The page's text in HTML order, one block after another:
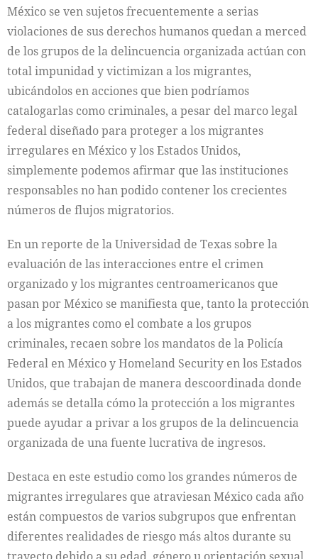
México se ven sujetos frecuentemente a serias
violaciones de sus derechos humanos quedan a merced
de los grupos de la delincuencia organizada actúan con
total impunidad y victimizan a los migrantes,
ubicándolos en acciones que bien podríamos
catalogarlas como criminales, a pesar del marco legal
federal diseñado para proteger a los migrantes
irregulares en México y los Estados Unidos,
simplemente podemos afirmar que las instituciones
responsables no han podido contener los crecientes
números de flujos migratorios.
En un reporte de la Universidad de Texas sobre la
evaluación de las interacciones entre el crimen
organizado y los migrantes centroamericanos que
pasan por México se manifiesta que, tanto la protección
a los migrantes como el combate a los grupos
criminales, recaen sobre los mandatos de la Policía
Federal en México y Homeland Security en los Estados
Unidos, que trabajan de manera descoordinada donde
además se detalla cómo la protección a los migrantes
puede ayudar a privar a los grupos de la delincuencia
organizada de una fuente lucrativa de ingresos.
Destaca en este estudio como los grandes números de
migrantes irregulares que atraviesan México cada año
están compuestos de varios subgrupos que enfrentan
diferentes realidades de riesgo más altos durante su